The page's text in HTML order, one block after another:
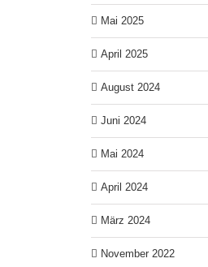
Mai 2025
April 2025
August 2024
Juni 2024
Mai 2024
April 2024
März 2024
November 2022